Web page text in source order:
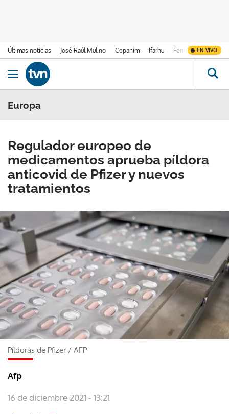
Últimas noticias José Raúl Mulino Cepanim Ifarhu Fenómeno de El
EN VIVO
Ir al contenido
Obrir navegació
Europa
Regulador europeo de
medicamentos aprueba píldora
anticovid de Pfizer y nuevos
tratamientos
Píldoras de Pfizer/ AFP
Afp
16 de diciembre 2021 - 13:21